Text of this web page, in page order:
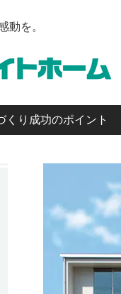
動を。
くり成功のポイント